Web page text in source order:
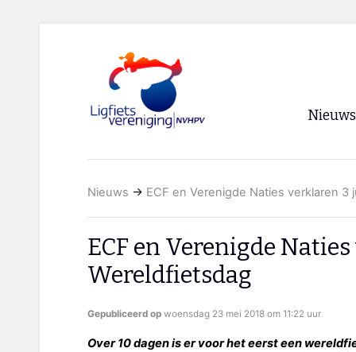
Nieuws
RSS
Nieuws → ECF en Verenigde Naties verklaren 3
ECF en Verenigde
Wereldfietsdag
Gepubliceerd op woensdag 23 mei 2018 om 11:22 uur
Over 10 dagen is er voor het eerst een